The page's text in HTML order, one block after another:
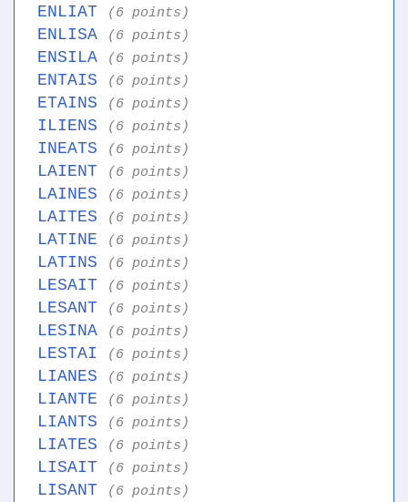
ENLIAT (6 points)
ENLISA (6 points)
ENSILA (6 points)
ENTAIS (6 points)
ETAINS (6 points)
ILIENS (6 points)
INEATS (6 points)
LAIENT (6 points)
LAINES (6 points)
LAITES (6 points)
LATINE (6 points)
LATINS (6 points)
LESAIT (6 points)
LESANT (6 points)
LESINA (6 points)
LESTAI (6 points)
LIANES (6 points)
LIANTE (6 points)
LIANTS (6 points)
LIATES (6 points)
LISAIT (6 points)
LISANT (6 points)